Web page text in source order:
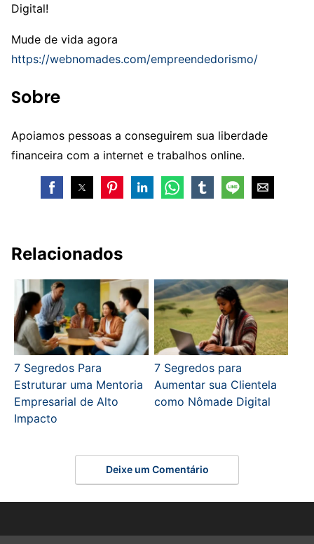
Digital!
Mude de vida agora
https://webnomades.com/empreendedorismo/
Sobre
Apoiamos pessoas a conseguirem sua liberdade
financeira com a internet e trabalhos online.
Relacionados
7 Segredos Para
Estruturar uma Mentoria
Empresarial de Alto
Impacto
7 Segredos para
Aumentar sua Clientela
como Nômade Digital
Deixe um Comentário